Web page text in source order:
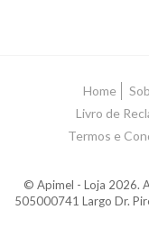
Home
Livro de
Termos e
© Apimel - Loja 2026.
505000741 Largo Dr.